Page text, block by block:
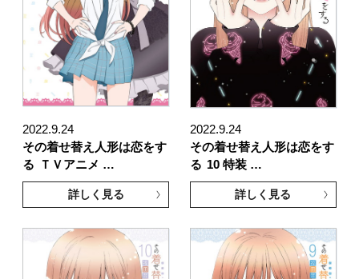
2022.9.24
その着せ替え人形は恋をす
る
ＴＶアニメ …
詳しく見る
2022.9.24
その着せ替え人形は恋をす
る 10 特装 …
詳しく見る